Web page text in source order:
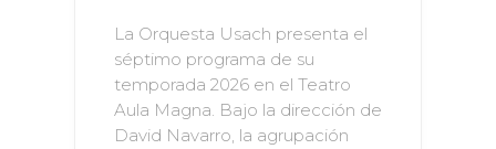
La Orquesta Usach presenta el
séptimo programa de su
temporada 2026 en el Teatro
Aula Magna. Bajo la dirección de
David Navarro, la agrupación